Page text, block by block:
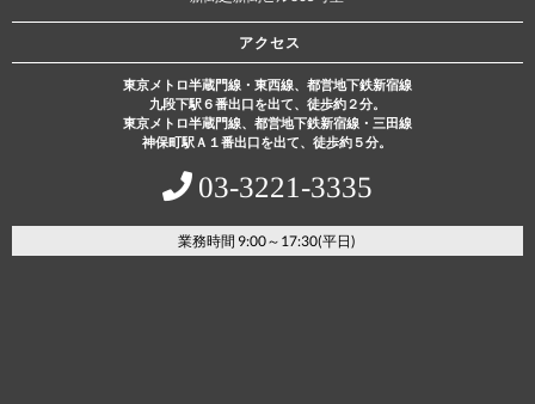
アクセス
東京メトロ半蔵門線・東西線、都営地下鉄新宿線
九段下駅６番出口を出て、徒歩約２分。
東京メトロ半蔵門線、都営地下鉄新宿線・三田線
神保町駅Ａ１番出口を出て、徒歩約５分。
03‐3221‐3335
業務時間 9:00～17:30(平日)